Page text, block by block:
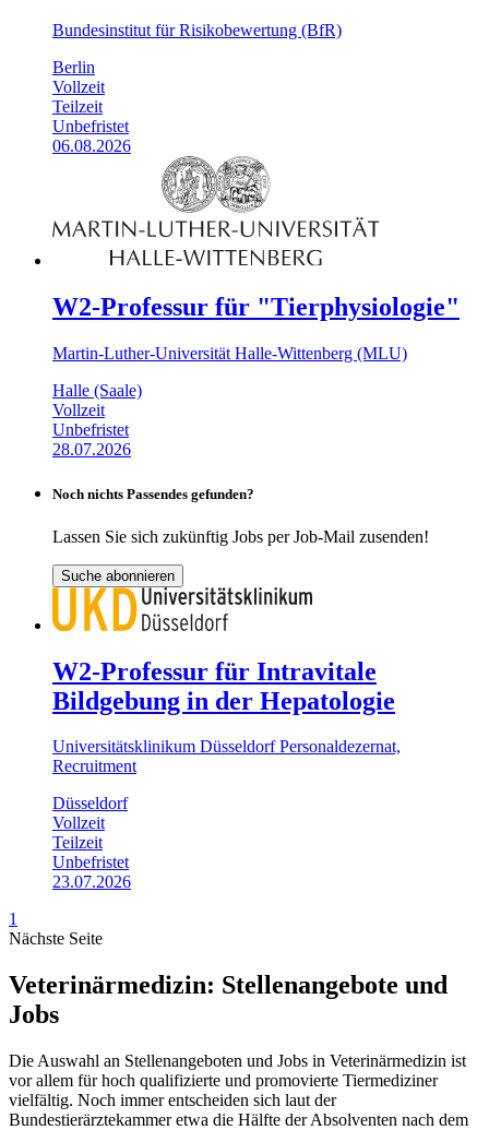
Bundesinstitut für Risikobewertung (BfR)
Berlin
Vollzeit
Teilzeit
Unbefristet
06.08.2026
W2-Professur für "Tierphysiologie"
Martin-Luther-Universität Halle-Wittenberg (MLU)
Halle (Saale)
Vollzeit
Unbefristet
28.07.2026
Noch nichts Passendes gefunden?
Lassen Sie sich zukünftig Jobs per Job-Mail zusenden!
Suche abonnieren
W2-Professur für Intravitale
Bildgebung in der Hepatologie
Universitätsklinikum Düsseldorf Personaldezernat,
Recruitment
Düsseldorf
Vollzeit
Teilzeit
Unbefristet
23.07.2026
1
Nächste Seite
Veterinärmedizin: Stellenangebote und
Jobs
Die Auswahl an Stellenangeboten und Jobs in Veterinärmedizin ist
vor allem für hoch qualifizierte und promovierte Tiermediziner
vielfältig. Noch immer entscheiden sich laut der
Bundestierärztekammer etwa die Hälfte der Absolventen nach dem